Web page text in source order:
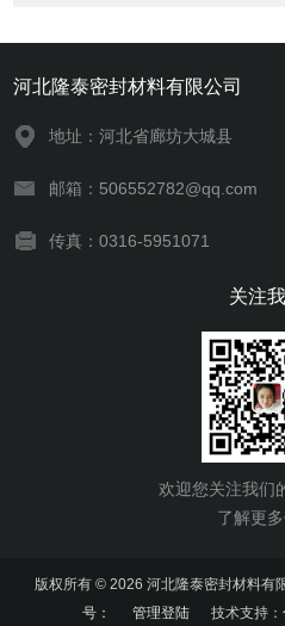
河北隆泰密封材料有限公司
地址：河北省廊坊大城县
邮箱：506552782@qq.com
传真：0316-5951071
关注
欢迎您关注我们
了解更
版权所有 © 2026 河北隆泰密封材料
号：
管理登陆技术支持：